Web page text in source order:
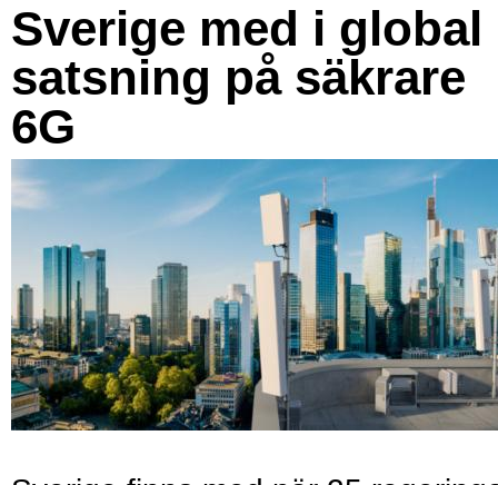
Sverige med i global
satsning på säkrare
6G